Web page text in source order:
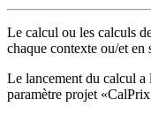
Le calcul ou les calculs
chaque contexte ou/et
Le lancement du calcul
paramètre projet